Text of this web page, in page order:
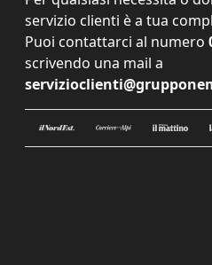
servizio clienti è a tua
Puoi contattarci al numero
scrivendo una mail a